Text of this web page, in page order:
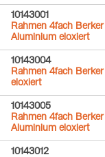
10143001
Rahmen 4fach
Aluminium eloxiert
10143004
Rahmen 4fach
eloxiert
10143005
Rahmen 4fach
Aluminium eloxiert
10143012